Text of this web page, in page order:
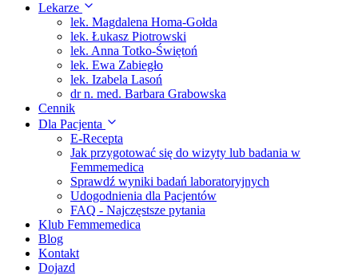
Lekarze
lek. Magdalena Homa-Gołda
lek. Łukasz Piotrowski
lek. Anna Totko-Świętoń
lek. Ewa Zabiegło
lek. Izabela Lasoń
dr n. med. Barbara Grabowska
Cennik
Dla Pacjenta
E-Recepta
Jak przygotować się do wizyty lub badania w
Femmemedica
Sprawdź wyniki badań laboratoryjnych
Udogodnienia dla Pacjentów
FAQ - Najczęstsze pytania
Klub Femmemedica
Blog
Kontakt
Dojazd